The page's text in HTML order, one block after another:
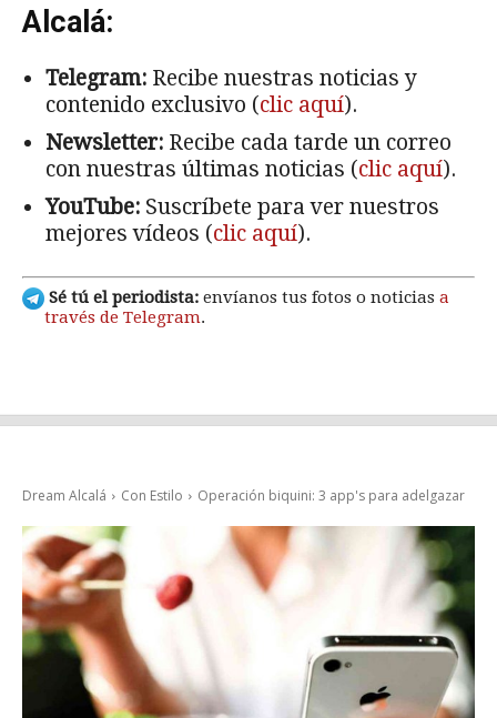
Alcalá:
Telegram: Recibe nuestras noticias y
contenido exclusivo (clic aquí).
Newsletter: Recibe cada tarde un correo
con nuestras últimas noticias (clic aquí).
YouTube: Suscríbete para ver nuestros
mejores vídeos (clic aquí).
Sé tú el periodista: envíanos tus fotos o noticias a
través de Telegram.